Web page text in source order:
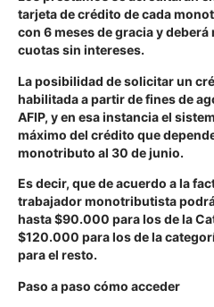
tarjeta de crédito de cada
con 6 meses de gracia y
cuotas sin intereses.
La posibilidad de solicitar un
habilitada a partir de fines de
AFIP, y en esa instancia el
máximo del crédito que
monotributo al 30 de junio.
Es decir, que de acuerdo a la
trabajador monotributista
hasta $90.000 para los de la
$120.000 para los de la
para el resto.
Paso a paso cómo acceder